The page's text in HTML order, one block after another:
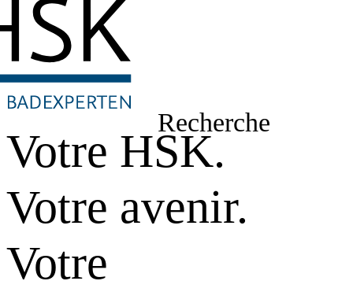
Recherche
Votre HSK.
Votre avenir.
Votre